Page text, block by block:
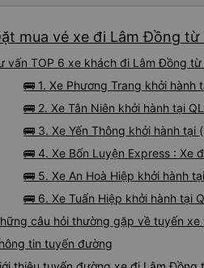
mua vé xe đi Lâm Đồng từ
vấn TOP 6 xe khách đi Lâm Đồng
🚌 1. Xe Phương Trang khởi hành
🚌 2. Xe Tân Niên khởi hành tại
🚌 3. Xe Yến Thông khởi hành
🚌 4. Xe Bốn Luyện Express : Xe
🚌 5. Xe An Hoà Hiệp khởi hành
🚌 6. Xe Tuấn Hiệp khởi hành tại
câu hỏi thường gặp về tuyến
tin tuyến đường